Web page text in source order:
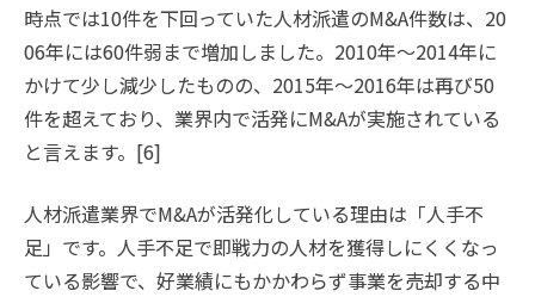
時点では10件を下回っていた人材派遣のM&A件数は、20
06年には60件弱まで増加しました。2010年〜2014年に
かけて少し減少したものの、2015年〜2016年は再び50
件を超えており、業界内で活発にM&Aが実施されている
と言えます。[6]
人材派遣業界でM&Aが活発化している理由は「人手不
足」です。人手不足で即戦力の人材を獲得しにくくなっ
ている影響で、好業績にもかかわらず事業を売却する中